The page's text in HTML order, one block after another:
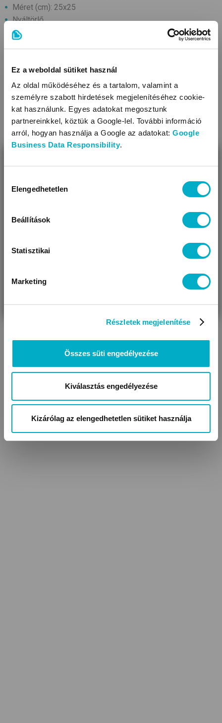
Ez a weboldal sütiket használ
Az oldal működéséhez és a tartalom, valamint a
személyre szabott hirdetések megjelenítéséhez cookie-
kat használunk. Egyes adatokat megosztunk
partnereinkkel, köztük a Google-lel. További információ
arról, hogyan használja a Google az adatokat: Google
Business Data Responsibility.
kiválasztása
Elengedhetetlen
Beállítások
Statisztikai
Marketing
Részletek megjelenítése
Összes süti engedélyezése
Kiválasztás engedélyezése
Kizárólag az elengedhetetlen sütiket használja
Méret (cm): 25x25
Nyáltörlő
Úgy látjuk, most jársz nálunk először!
VÁRANDÓS
AJÁNDÉKOT